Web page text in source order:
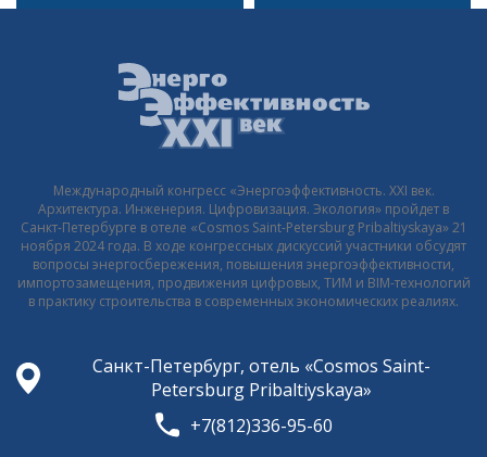
ЗАПИСЯМ
Международный конгресс «Энергоэффективность. XXI век.
Архитектура. Инженерия. Цифровизация. Экология» пройдет в
Санкт-Петербурге в отеле «Cosmos Saint-Petersburg Pribaltiyskaya» 21
ноября 2024 года. В ходе конгрессных дискуссий участники обсудят
вопросы энергосбережения, повышения энергоэффективности,
импортозамещения, продвижения цифровых, ТИМ и BIM-технологий
в практику строительства в современных экономических реалиях.
Санкт-Петербург, отель «Cosmos Saint-
Petersburg Pribaltiyskaya»
+7(812)336-95-60